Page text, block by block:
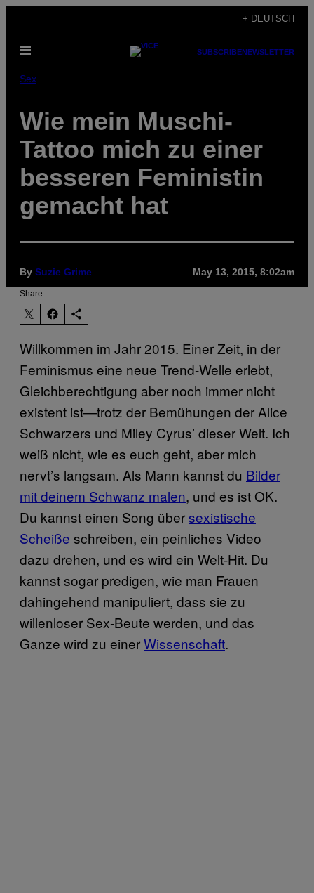
content
+ DEUTSCH
Open
SUBSCRIBENEWSLETTER
Sex
Wie mein Muschi-
Tattoo mich zu einer
besseren Feministin
gemacht hat
By Suzie Grime May 13, 2015, 8:02am
Share:
Willkommen im Jahr 2015. Einer Zeit, in der
Feminismus eine neue Trend-Welle erlebt,
Gleichberechtigung aber noch immer nicht
existent ist—trotz der Bemühungen der Alice
Schwarzers und Miley Cyrus’ dieser Welt. Ich
weiß nicht, wie es euch geht, aber mich
nervt’s langsam. Als Mann kannst du Bilder
mit deinem Schwanz malen, und es ist OK.
Du kannst einen Song übersexistische
Scheiße schreiben, ein peinliches Video
dazu drehen, und es wird ein Welt-Hit. Du
kannst sogar predigen, wie man Frauen
dahingehend manipuliert, dass sie zu
willenloser Sex-Beute werden, und das
Ganze wird zu einerWissenschaft.